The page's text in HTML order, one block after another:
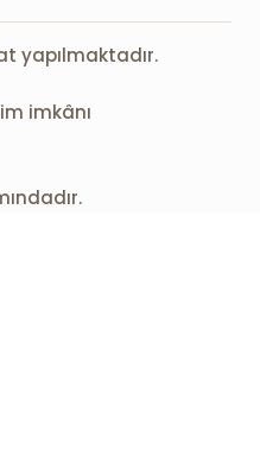
yapılmaktadır.
imkânı